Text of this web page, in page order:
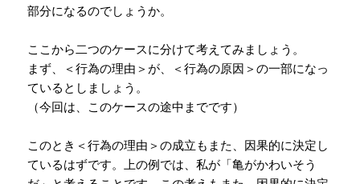
部分になるのでしょうか。
ここから二つのケースに分けて考えてみましょう。
まず、＜行為の理由＞が、＜行為の原因＞の一部になっ
ているとしましょう。
（今回は、このケースの途中までです）
このとき＜行為の理由＞の成立もまた、因果的に決定し
ているはずです。上の例では、私が「亀がかわいそう